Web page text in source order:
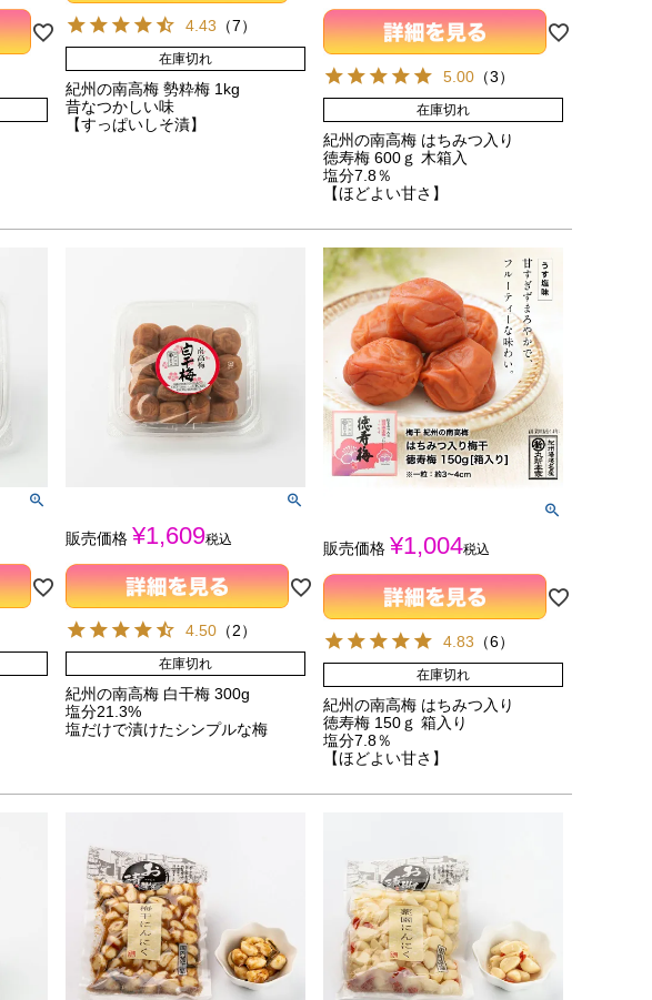
4.43 （7）
在庫切れ
紀州の南高梅 勢粋梅 1kg
昔なつかしい味
【すっぱいしそ漬】
5.00 （3）
在庫切れ
紀州の南高梅 はちみつ入り
徳寿梅 600ｇ 木箱入
塩分7.8％
【ほどよい甘さ】
販売価格 ¥1,609税込
4.50 （2）
在庫切れ
紀州の南高梅 白干梅 300g
塩分21.3%
塩だけで漬けたシンプルな梅
販売価格 ¥1,004税込
4.83 （6）
在庫切れ
紀州の南高梅 はちみつ入り
徳寿梅 150ｇ 箱入り
塩分7.8％
【ほどよい甘さ】